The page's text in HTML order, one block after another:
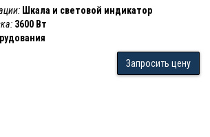
Шкала и световой индикатор
3600 Вт
Запросить цену